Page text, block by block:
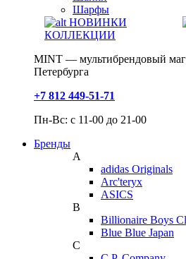
Шарфы
НОВИНКИ
КОЛЛЕКЦИИ
MINT — мультибрендовый
Петербурга
+7 812 449-51-71
Пн-Вс: с 11-00 до 21-00
Бренды
A
adidas Originals
Arc'teryx
ASICS
B
Billionaire Boys
Blue Blue Japan
C